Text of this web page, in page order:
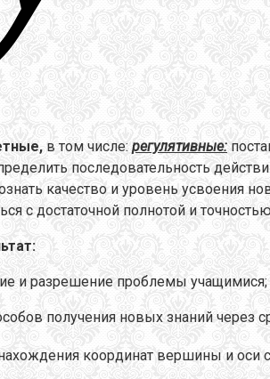
в том числе: регулятивные:
последовательность
качество и уровень усвоения
с достаточной полнотой и
и разрешение проблемы учащимися;
получения новых знаний через
координат вершины и оси